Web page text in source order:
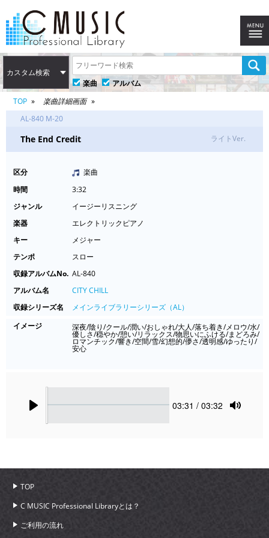
カスタム検索
楽曲
アルバム
TOP
楽曲詳細画面
AL-840 M-20
The End Credit ライトVer.
区分
楽曲
時間
3:32
ジャンル
イージーリスニング
楽器
エレクトリックピアノ
キー
メジャー
テンポ
スロー
収録アルバムNo. AL-840
アルバム名
CITY CHILL
収録シリーズ名
メインライブラリーシリーズ（AL）
イメージ
深夜/陰り/クール/潤い/おしゃれ/大人/落ち着き/メロウ/水/
優しさ/穏やか/憩い/リラックス/物思いにふける/まどろみ/
ロマンチック/響き/空間/雪/幻想的/儚さ/透明感/ゆったり/
安心
Current
03:31 / 03:32
TOP
C MUSIC Professional Libraryとは？
ご利用の流れ